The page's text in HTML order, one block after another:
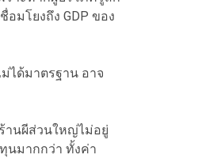
อมโยงถึง GDP ของ
ได้มาตรฐาน อาจ
านผีส่วนใหญ่ไม่อยู่
นมากกว่า ทั้งค่า